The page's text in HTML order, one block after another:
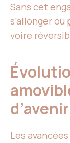
Sans cet
s’allonger ou
voire
d’avenir
Les